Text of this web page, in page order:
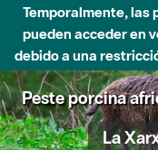
Temporalmente, las
pueden acceder en
debido a una
Peste porcina
La